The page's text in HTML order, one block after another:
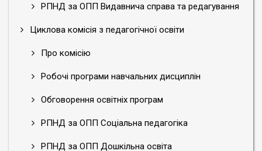
РПНД за ОПП Видавнича справа та редагування
Циклова комісія з педагогічної освіти
Про комісію
Робочі програми навчальних дисциплін
Обговорення освітніх програм
РПНД за ОПП Соціальна педагогіка
РПНД за ОПП Дошкільна освіта